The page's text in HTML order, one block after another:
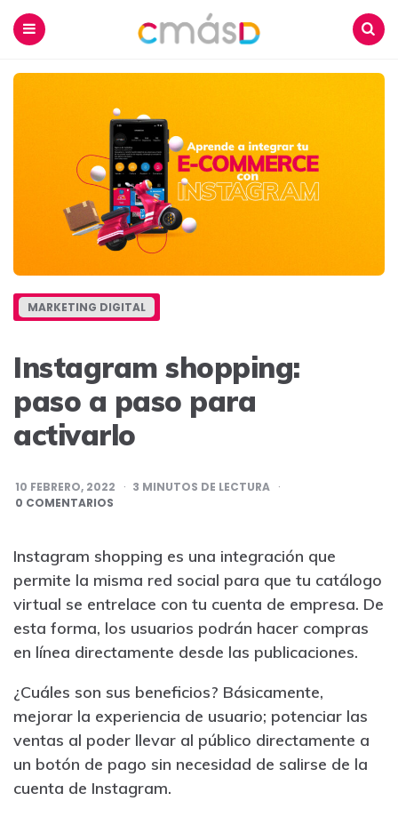
MARKETING DIGITAL
Instagram shopping:
paso a paso para
activarlo
10 FEBRERO, 2022 3 MINUTOS DE LECTURA
0 COMENTARIOS
Instagram shopping es una integración que
permite la misma red social para que tu catálogo
virtual se entrelace con tu cuenta de empresa. De
esta forma, los usuarios podrán hacer compras
en línea directamente desde las publicaciones.
¿Cuáles son sus beneficios? Básicamente,
mejorar la experiencia de usuario; potenciar las
ventas al poder llevar al público directamente a
un botón de pago sin necesidad de salirse de la
cuenta de Instagram.